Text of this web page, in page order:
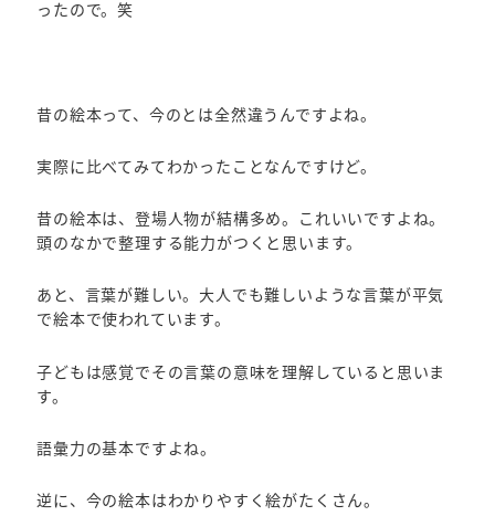
ったので。笑
昔の絵本って、今のとは全然違うんですよね。
実際に比べてみてわかったことなんですけど。
昔の絵本は、登場人物が結構多め。これいいですよね。
頭のなかで整理する能力がつくと思います。
あと、言葉が難しい。大人でも難しいような言葉が平気
で絵本で使われています。
子どもは感覚でその言葉の意味を理解していると思いま
す。
語彙力の基本ですよね。
逆に、今の絵本はわかりやすく絵がたくさん。